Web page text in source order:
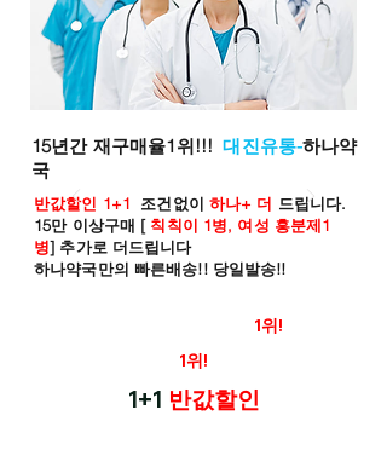
15년간 재구매율1위!!!대진유통-하나약
국
반값할인 1+1 조건없이 하나+ 더 드립니다.
15만 이상구매 [ 칙칙이 1병, 여성 흥분제1
병] 추가로 더드립니다
하나약국만의 빠른배송!! 당일발송!!
1위!
1위!
1+1 반값할인